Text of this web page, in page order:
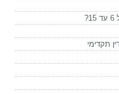
תקדימי